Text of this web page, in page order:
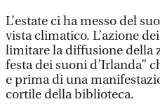
L’estate ci ha messo del
vista climatico. L’azione
limitare la diffusione della
festa dei suoni d’Irlanda”
e prima di una
cortile della biblioteca.